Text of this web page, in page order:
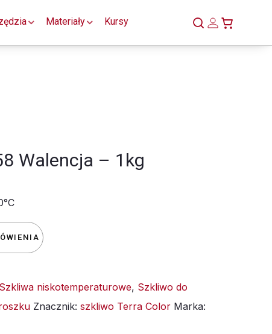
Materiały Kursy
Walencja – 1kg
Szkliwa niskotemperaturowe, Szkliwo do
Znacznik: szkliwo Terra Color Marka: